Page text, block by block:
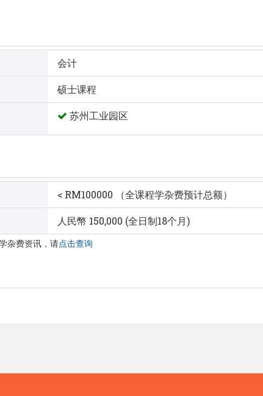
会计
硕士课程
苏州工业园区
< RM100000 （全课程学杂费预计总额）
人民幣 150,000 (全日制18个月)
杂费资讯，请点击查询